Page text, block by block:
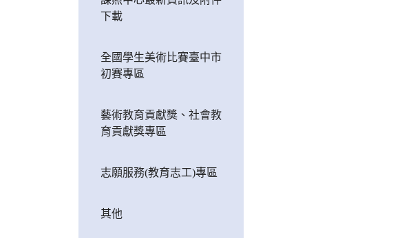
下載
全國學生美術比賽臺中市
初賽專區
藝術教育貢獻獎、社會教
育貢獻獎專區
志願服務(教育志工)專區
其他